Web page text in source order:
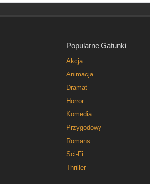
Popularne Gatunki
Akcja
Animacja
Dramat
Horror
Komedia
Przygodowy
Romans
Sci-Fi
Thriller